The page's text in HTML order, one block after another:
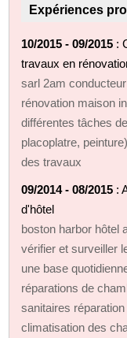
Expériences
10/2015 - 09/2015 :
travaux en
sarl 2am
rénovation maison
différentes tâches
placoplatre,
des travaux
09/2014 - 08/2015 :
d'hôtel
boston harbor hôtel
vérifier et surveiller
une base
réparations de
sanitaires
climatisation des